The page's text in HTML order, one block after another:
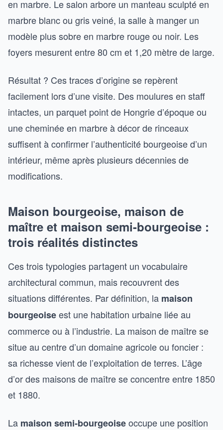
en marbre. Le salon arbore un manteau sculpté en
marbre blanc ou gris veiné, la salle à manger un
modèle plus sobre en marbre rouge ou noir. Les
foyers mesurent entre 80 cm et 1,20 mètre de large.
Résultat ? Ces traces d’origine se repèrent
facilement lors d’une visite. Des moulures en staff
intactes, un parquet point de Hongrie d’époque ou
une cheminée en marbre à décor de rinceaux
suffisent à confirmer l’authenticité bourgeoise d’un
intérieur, même après plusieurs décennies de
modifications.
Maison bourgeoise, maison de
maître et maison semi-bourgeoise :
trois réalités distinctes
Ces trois typologies partagent un vocabulaire
architectural commun, mais recouvrent des
situations différentes. Par définition, la maison
bourgeoiseest une habitation urbaine liée au
commerce ou à l’industrie. La maison de maître se
situe au centre d’un domaine agricole ou foncier :
sa richesse vient de l’exploitation de terres. L’âge
d’or des maisons de maître se concentre entre 1850
et 1880.
La maison semi-bourgeoiseoccupe une position